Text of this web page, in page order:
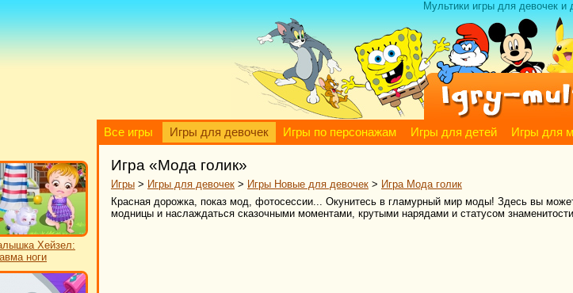
Мультики игры для девочек и
Все игры Игры для девочек Игры по персонажам Игры для детей Игры для
Хейзел:
ноги
Игра «Мода голик»
Игры > Игры для девочек > Игры Новые для девочек > Игра Мода голик
Красная дорожка, показ мод, фотосессии... Окунитесь в гламурный мир моды! Здесь вы
модницы и наслаждаться сказочными моментами, крутыми нарядами и статусом